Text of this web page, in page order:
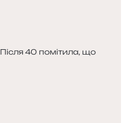
40 помітила, що